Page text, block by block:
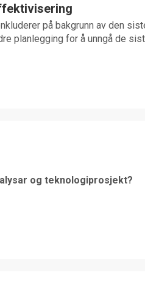
på bakgrunn av den
planlegging for å unngå de
og teknologiprosjekt?